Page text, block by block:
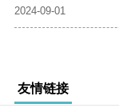
2024-09-01
友情链接